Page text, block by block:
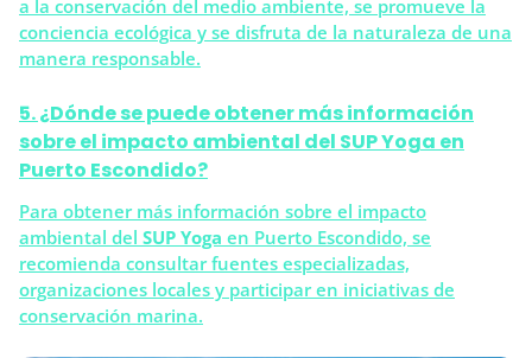
a la conservación del medio ambiente, se promueve la
conciencia ecológica y se disfruta de la naturaleza de una
manera responsable.
5. ¿Dónde se puede obtener más información
sobre el impacto ambiental del SUP Yoga en
Puerto Escondido?
Para obtener más información sobre el impacto
ambiental del SUP Yoga en Puerto Escondido, se
recomienda consultar fuentes especializadas,
organizaciones locales y participar en iniciativas de
conservación marina.